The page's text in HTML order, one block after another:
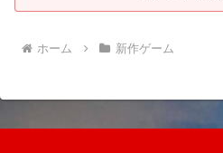
ホーム 新作ゲーム